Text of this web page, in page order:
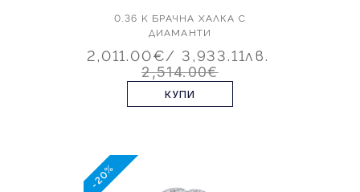
0.36 K БРАЧНА ХАЛКА С
ДИАМАНТИ
2,011.00€/ 3,933.11лв.
2,514.00€
КУПИ
-20%